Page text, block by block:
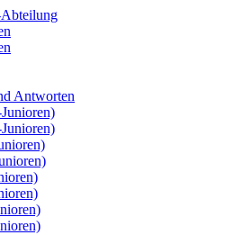
Antworten